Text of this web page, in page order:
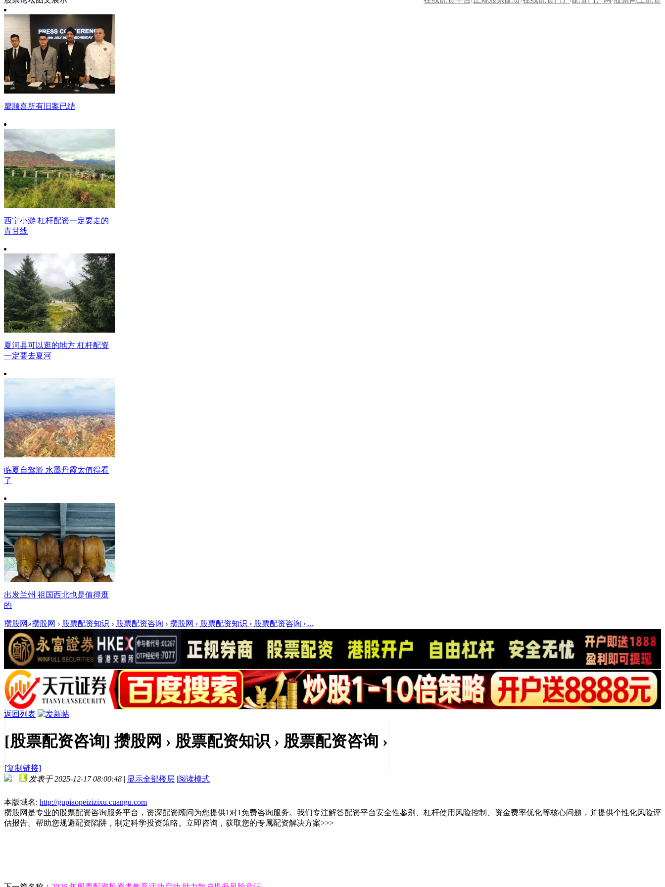
廖顺喜所有旧案已结
西宁小游 杠杆配资一定要走的
青甘线
夏河县可以逛的地方 杠杆配资
一定要去夏河
临夏自驾游 水墨丹霞太值得看
了
出发兰州 祖国西北也是值得逛
的
攒股网 »攒股网 › 股票配资知识 › 股票配资咨询 › 攒股网 › 股票配资知识 › 股票配资咨询 › ...
返回列表
[股票配资咨询]攒股网 › 股票配资知识 › 股票配资咨询 ›
[复制链接]
发表于 2025-12-17 08:00:48 | 显示全部楼层 |阅读模式
本版域名: http://gupiaopeizizixu.cuangu.com
攒股网是专业的股票配资咨询服务平台，资深配资顾问为您提供1对1免费咨询服务。我们专注解答配资平台安全性鉴别、杠杆使用风险控制、资金费率优化等核心问题，并提供个性化风险评
估报告。帮助您规避配资陷阱，制定科学投资策略。立即咨询，获取您的专属配资解决方案>>>